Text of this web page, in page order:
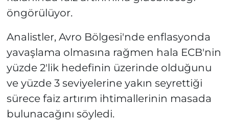
öngörülüyor.
Analistler, Avro Bölgesi'nde enflasyonda
yavaşlama olmasına rağmen hala ECB'nin
yüzde 2'lik hedefinin üzerinde olduğunu
ve yüzde 3 seviyelerine yakın seyrettiği
sürece faiz artırım ihtimallerinin masada
bulunacağını söyledi.